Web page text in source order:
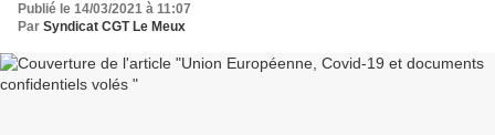
Publié le 14/03/2021 à 11:07
Par Syndicat CGT Le Meux